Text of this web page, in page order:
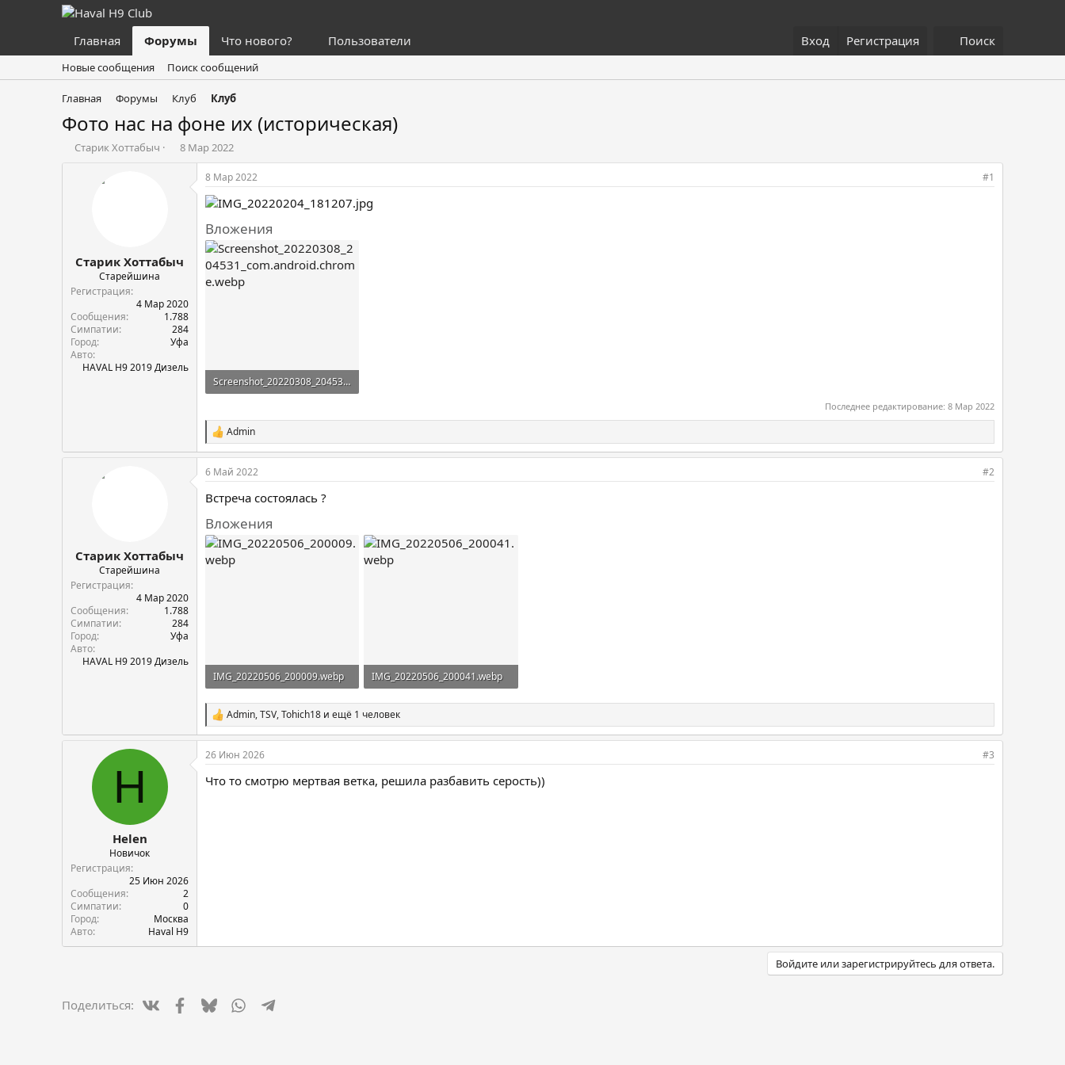
Главная Форумы Что нового? Пользователи Вход Регистрация Поиск
Новые сообщения Поиск сообщений
Главная Форумы Клуб Клуб
Фото нас на фоне их (историческая)
А
ы
Старик Хоттабыч
Д
л
8 Мар 2022
Старик Хоттабыч
Старейшина
Регистрация
4 Мар 2020
Сообщения
1.788
Симпатии
284
Город
Уфа
Авто
HAVAL H9 2019 Дизель
8 Мар 2022 #1
Вложения
Screenshot_20220308_204531_com.android.chrome.webp
Последнее редактирование: 8 Мар 2022
С
и
м
п
т
и
:
Admin
Старик Хоттабыч
Старейшина
Регистрация
4 Мар 2020
Сообщения
1.788
Симпатии
284
Город
Уфа
Авто
HAVAL H9 2019 Дизель
6 Май 2022 #2
Встреча состоялась ?
Вложения
IMG_20220506_200009.webp
1,6 MB · Просмотры: 154
IMG_20220506_200041.webp
1,3 MB · Просмотры: 155
С
и
м
п
т
Admin,TSV,Tohich18 и ещё 1 человек
H
Helen
Новичок
Регистрация
25 Июн 2026
Сообщения
2
Симпатии
0
Город
Москва
Авто
Haval H9
26 Июн 2026 #3
Что то смотрю мертвая ветка, решила разбавить серость))
Войдите или зарегистрируйтесь для ответа.
Поделиться: VkontakteFacebook
BlueskyWhatsApp